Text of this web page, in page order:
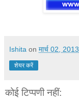
Ishita on मार्च 02, 2013
शेयर करें
कोई टिप्पणी नहीं: